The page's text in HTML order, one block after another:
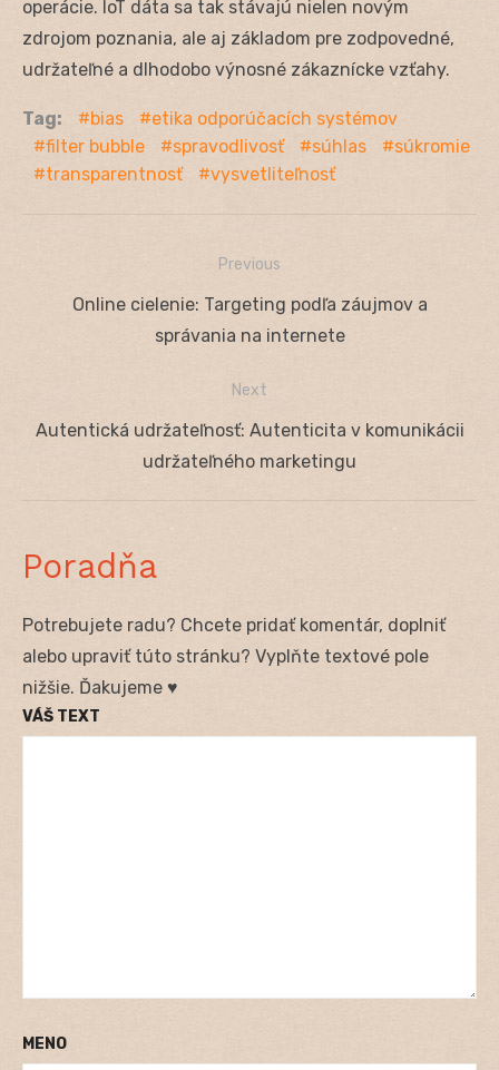
operácie. IoT dáta sa tak stávajú nielen novým
zdrojom poznania, ale aj základom pre zodpovedné,
udržateľné a dlhodobo výnosné zákaznícke vzťahy.
Tag: bias
etika odporúčacích systémov
filter bubble
spravodlivosť súhlas
súkromie
transparentnosť
vysvetliteľnosť
Navigácia
Previous
PreviousOnline cielenie: Targeting podľa záujmov a
správania na internete
Next
Next
Autentická udržateľnosť: Autenticita v komunikácii
udržateľného marketingu
Poradňa
Potrebujete radu? Chcete pridať komentár, doplniť
alebo upraviť túto stránku? Vyplňte textové pole
nižšie. Ďakujeme ♥
VÁŠ TEXT
MENO